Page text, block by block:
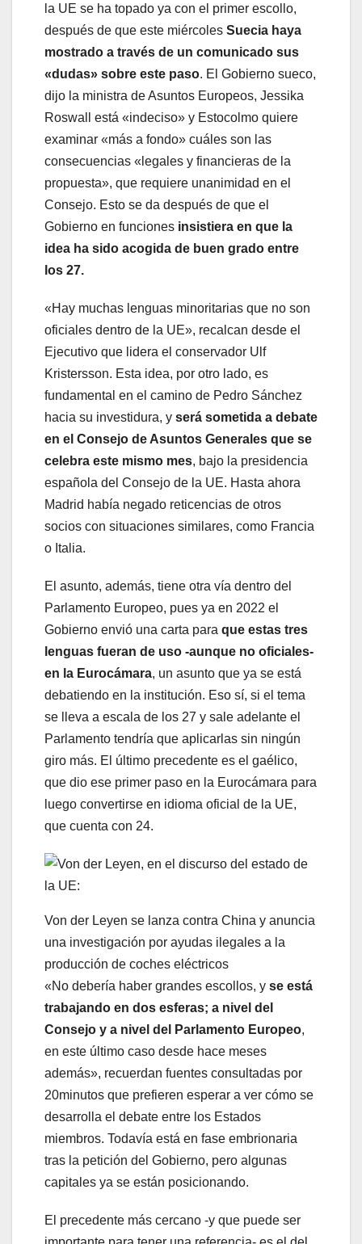
la UE se ha topado ya con el primer escollo,
después de que este miércoles Suecia haya
mostrado a través de un comunicado sus
«dudas» sobre este paso. El Gobierno sueco,
dijo la ministra de Asuntos Europeos, Jessika
Roswall está «indeciso» y Estocolmo quiere
examinar «más a fondo» cuáles son las
consecuencias «legales y financieras de la
propuesta», que requiere unanimidad en el
Consejo. Esto se da después de que el
Gobierno en funciones insistiera en que la
idea ha sido acogida de buen grado entre
los 27.
«Hay muchas lenguas minoritarias que no son
oficiales dentro de la UE», recalcan desde el
Ejecutivo que lidera el conservador Ulf
Kristersson. Esta idea, por otro lado, es
fundamental en el camino de Pedro Sánchez
hacia su investidura, y será sometida a debate
en el Consejo de Asuntos Generales que se
celebra este mismo mes, bajo la presidencia
española del Consejo de la UE. Hasta ahora
Madrid había negado reticencias de otros
socios con situaciones similares, como Francia
o Italia.
El asunto, además, tiene otra vía dentro del
Parlamento Europeo, pues ya en 2022 el
Gobierno envió una carta para que estas tres
lenguas fueran de uso -aunque no oficiales-
en la Eurocámara, un asunto que ya se está
debatiendo en la institución. Eso sí, si el tema
se lleva a escala de los 27 y sale adelante el
Parlamento tendría que aplicarlas sin ningún
giro más. El último precedente es el gaélico,
que dio ese primer paso en la Eurocámara para
luego convertirse en idioma oficial de la UE,
que cuenta con 24.
Von der Leyen se lanza contra China y anuncia
una investigación por ayudas ilegales a la
producción de coches eléctricos
«No debería haber grandes escollos, y se está
trabajando en dos esferas; a nivel del
Consejo y a nivel del Parlamento Europeo,
en este último caso desde hace meses
además», recuerdan fuentes consultadas por
20minutos que prefieren esperar a ver cómo se
desarrolla el debate entre los Estados
miembros. Todavía está en fase embrionaria
tras la petición del Gobierno, pero algunas
capitales ya se están posicionando.
El precedente más cercano -y que puede ser